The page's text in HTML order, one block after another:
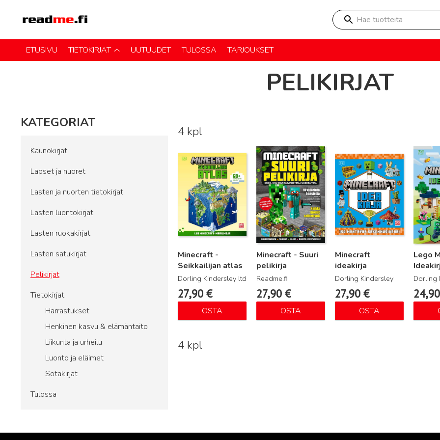
Hae tuotteita
ETUSIVU TIETOKIRJAT UUTUUDET TULOSSA TARJOUKSET
PELIKIRJAT
KATEGORIAT
Kaunokirjat
Lapset ja nuoret
Lasten ja nuorten tietokirjat
Lasten luontokirjat
Lasten ruokakirjat
Lasten satukirjat
Pelikirjat
Tietokirjat
Harrastukset
Henkinen kasvu & elämäntaito
Liikunta ja urheilu
Luonto ja eläimet
Sotakirjat
Tulossa
4 kpl
Minecraft -
Seikkailijan atlas
Dorling Kindersley ltd
27,90 €
OSTA
Minecraft - Suuri
pelikirja
Readme.fi
27,90 €
OSTA
Lue lisää
Minecraft
ideakirja
Dorling Kindersley
27,90 €
OSTA
Lego
Dorling
24,90
Lue
4 kpl